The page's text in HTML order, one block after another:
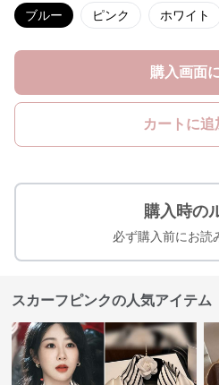
ブルー ピンク ホワイト
購入画面
カートに追
購入時の
必ず購入前にお読
スカーフピンクの人気アイテム